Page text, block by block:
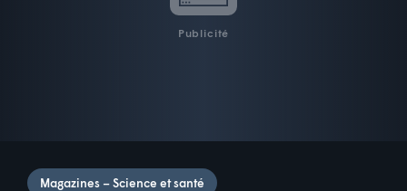
Publicité
Magazines – Science et santé